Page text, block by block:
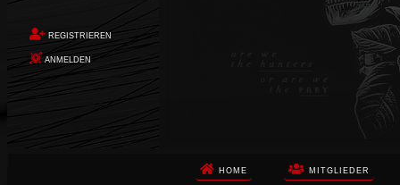
REGISTRIEREN
ANMELDEN
HOME MITGLIEDER